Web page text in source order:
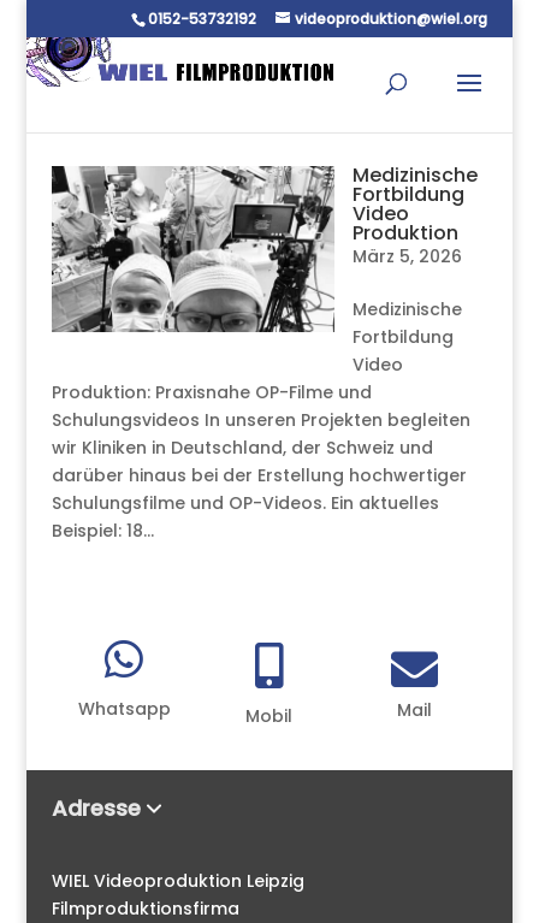
0152-53732192 videoproduktion@wiel.org
Medizinische
Fortbildung
Video
Produktion
März 5, 2026
Medizinische
Fortbildung
Video
Produktion: Praxisnahe OP-Filme und
Schulungsvideos In unseren Projekten begleiten
wir Kliniken in Deutschland, der Schweiz und
darüber hinaus bei der Erstellung hochwertiger
Schulungsfilme und OP-Videos. Ein aktuelles
Beispiel: 18...

Whatsapp

Mobil

Mail
Adresse
WIEL Videoproduktion Leipzig
Filmproduktionsfirma